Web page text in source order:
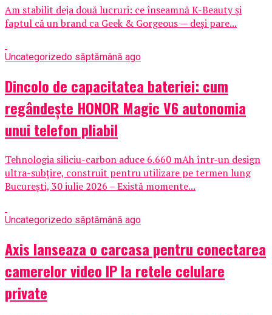
Am stabilit deja două lucruri: ce înseamnă K-Beauty și
faptul că un brand ca Geek & Gorgeous — deși pare...
Uncategorizedo săptămână ago
Dincolo de capacitatea bateriei: cum
regândește HONOR Magic V6 autonomia
unui telefon pliabil
Tehnologia siliciu-carbon aduce 6.660 mAh într-un design
ultra-subțire, construit pentru utilizare pe termen lung
București, 30 iulie 2026 – Există momente...
Uncategorizedo săptămână ago
Axis lanseaza o carcasa pentru conectarea
camerelor video IP la retele celulare
private